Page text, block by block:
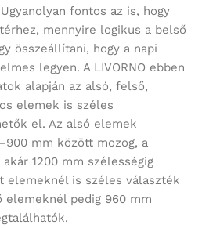
fontos az is, hogy
mennyire logikus a belső
összeállítani, hogy a napi
legyen. A LIVORNO ebben
alapján az alsó, felső,
elemek is széles
el. Az alsó elemek
mm között mozog, a
1200 mm szélességig
elemeknél is széles választék
elemeknél pedig 960 mm